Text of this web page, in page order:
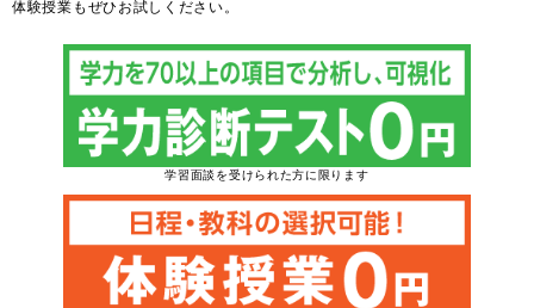
体験授業もぜひお試しください。
学習面談を受けられた方に限ります